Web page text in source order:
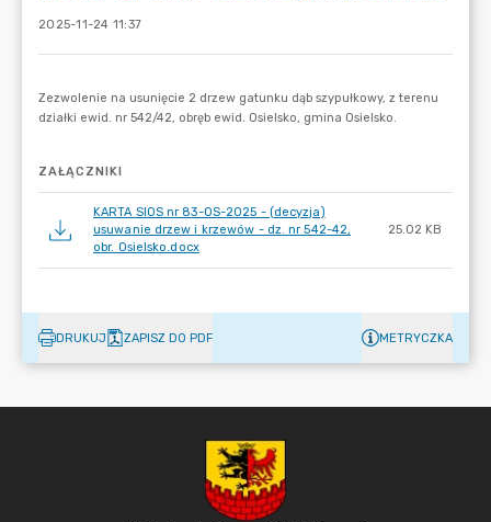
2025-11-24 11:37
ZAŁĄCZNIKI
KARTA SIOS nr 83-OS-2025 - (decyzja)
usuwanie drzew i krzewów - dz. nr 542-42,
obr. Osielsko.docx
25.02 KB
DRUKUJ ZAPISZ DO PDF METRYCZKA